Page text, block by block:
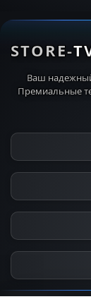
STORE-
Ваш
Премиальные
Открыто до